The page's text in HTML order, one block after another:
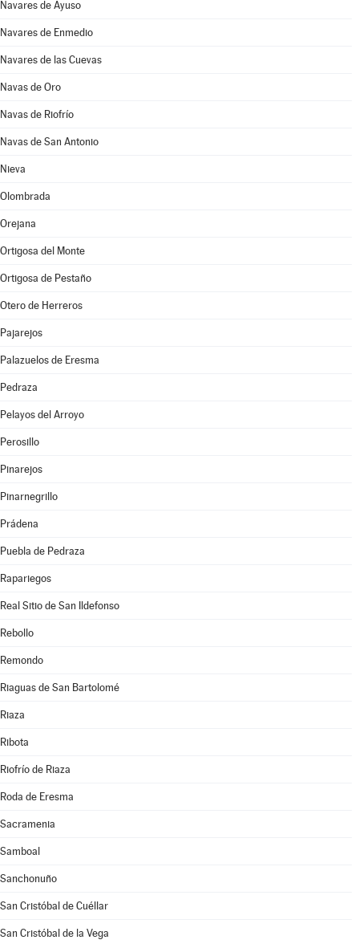
Navares de Ayuso
Navares de Enmedio
Navares de las Cuevas
Navas de Oro
Navas de Riofrío
Navas de San Antonio
Nieva
Olombrada
Orejana
Ortigosa del Monte
Ortigosa de Pestaño
Otero de Herreros
Pajarejos
Palazuelos de Eresma
Pedraza
Pelayos del Arroyo
Perosillo
Pinarejos
Pinarnegrillo
Prádena
Puebla de Pedraza
Rapariegos
Real Sitio de San Ildefonso
Rebollo
Remondo
Riaguas de San Bartolomé
Riaza
Ribota
Riofrío de Riaza
Roda de Eresma
Sacramenia
Samboal
Sanchonuño
San Cristóbal de Cuéllar
San Cristóbal de la Vega